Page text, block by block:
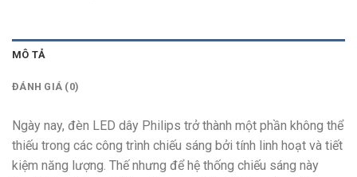
MÔ TẢ
ĐÁNH GIÁ (0)
Ngày nay, đèn LED dây Philips trở thành một phần không thể
thiếu trong các công trình chiếu sáng bởi tính linh hoạt và tiết
kiệm năng lượng. Thế nhưng để hệ thống chiếu sáng này